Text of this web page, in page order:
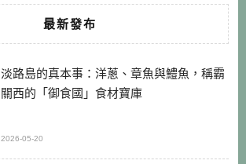
最新發布
淡路島的真本事：洋蔥、章魚與鱧魚，稱霸
關西的「御食國」食材寶庫
2026-05-20